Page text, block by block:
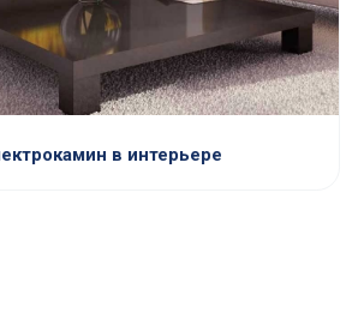
в интерьере